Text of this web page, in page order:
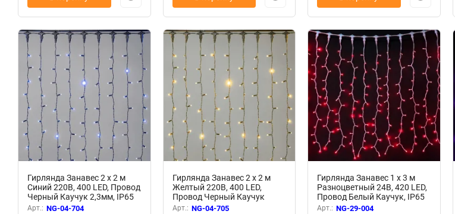
Гирлянда Занавес 2 x 2 м
Синий 220В, 400 LED, Провод
Черный Каучук 2,3мм, IP65
Арт.: NG-04-704
Гирлянда Занавес 2 x 2 м
Желтый 220В, 400 LED,
Провод Черный Каучук
2,3мм, IP65
Арт.: NG-04-705
Гирлянда Занавес 1 x 3 м
Разноцветный 24В, 420 LED,
Провод Белый Каучук, IP65
Арт.: NG-29-004